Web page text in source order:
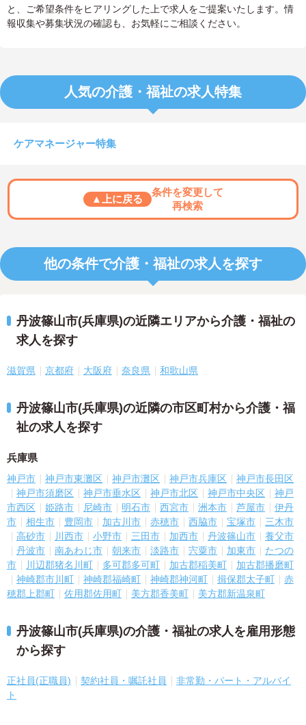
と、ご希望条件をヒアリングした上で求人をご提案いたします。情
報収集や募集状況の確認も、お気軽にご相談ください。
人気の介護・福祉の求人特集
ケアマネージャー特集
▲上に戻る
条件を変更して
再検索
他の条件で介護・福祉の求人を探す
丹波篠山市(兵庫県)の近隣エリアから介護・福祉の
求人を探す
滋賀県 京都府 大阪府 奈良県 和歌山県
丹波篠山市(兵庫県)の近隣の市区町村から介護・福
祉の求人を探す
兵庫県
神戸市 神戸市東灘区 神戸市灘区 神戸市兵庫区
神戸市長田区
神戸市須磨区
神戸市垂水区 神戸市北区 神戸市中央区
神戸
市西区
姫路市 尼崎市 明石市 西宮市 洲本市 芦屋市
伊丹
市
相生市 豊岡市 加古川市 赤穂市 西脇市 宝塚市
三木市
高砂市
川西市 小野市 三田市 加西市 丹波篠山市
養父市
丹波市
南あわじ市 朝来市 淡路市 宍粟市 加東市
たつの
市
川辺郡猪名川町 多可郡多可町 加古郡稲美町
加古郡播磨町
神崎郡市川町
神崎郡福崎町 神崎郡神河町 揖保郡太子町
赤
穂郡上郡町
佐用郡佐用町 美方郡香美町 美方郡新温泉町
丹波篠山市(兵庫県)の介護・福祉の求人を雇用形態
から探す
正社員(正職員) 契約社員・嘱託社員
非常勤・パート・アルバイ
ト